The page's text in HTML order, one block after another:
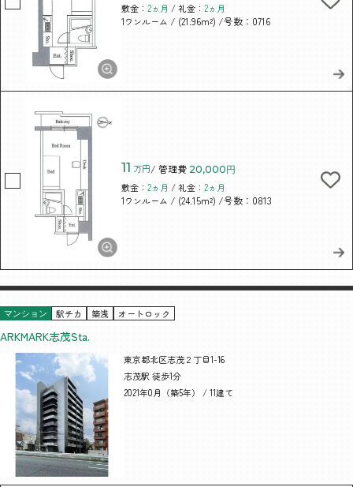
敷金：2ヵ月 / 礼金：2ヵ月
1ワンルーム / (21.96m²) /号数：0716
11 万円/ 管理費 20,000円
敷金：2ヵ月 / 礼金：2ヵ月
1ワンルーム / (24.15m²) /号数：0813
マンション 駅チカ 築浅 オートロック
ARKMARK志茂Sta.
東京都北区志茂２丁目1-16
志茂駅 徒歩1分
2021年0月（築5年） / 11建て